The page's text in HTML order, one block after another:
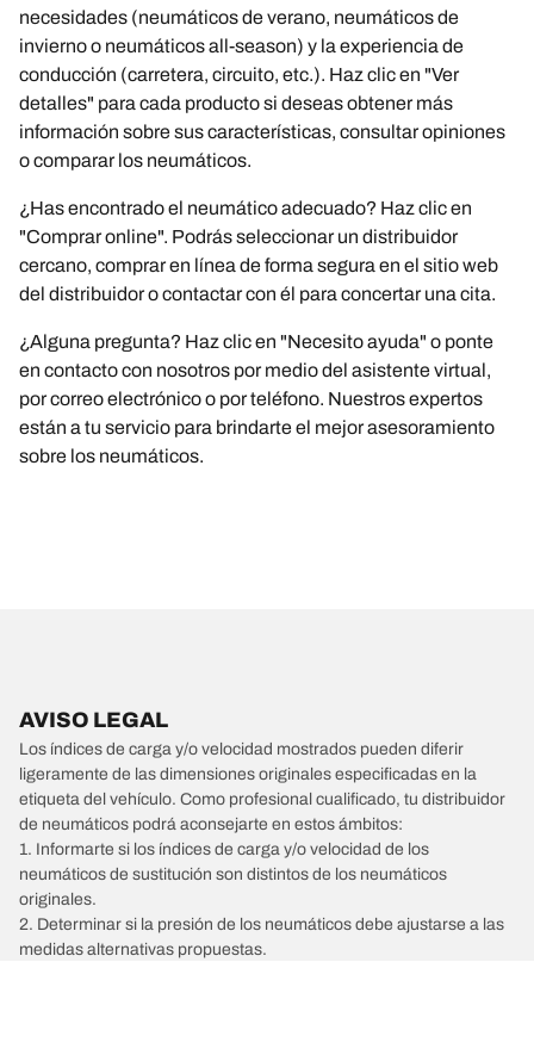
necesidades (neumáticos de verano, neumáticos de
invierno o neumáticos all-season) y la experiencia de
conducción (carretera, circuito, etc.). Haz clic en "Ver
detalles" para cada producto si deseas obtener más
información sobre sus características, consultar opiniones
o comparar los neumáticos.
¿Has encontrado el neumático adecuado? Haz clic en
"Comprar online". Podrás seleccionar un distribuidor
cercano, comprar en línea de forma segura en el sitio web
del distribuidor o contactar con él para concertar una cita.
¿Alguna pregunta? Haz clic en "Necesito ayuda" o ponte
en contacto con nosotros por medio del asistente virtual,
por correo electrónico o por teléfono. Nuestros expertos
están a tu servicio para brindarte el mejor asesoramiento
sobre los neumáticos.
AVISO LEGAL
Los índices de carga y/o velocidad mostrados pueden diferir
ligeramente de las dimensiones originales especificadas en la
etiqueta del vehículo. Como profesional cualificado, tu distribuidor
de neumáticos podrá aconsejarte en estos ámbitos:
1. Informarte si los índices de carga y/o velocidad de los
neumáticos de sustitución son distintos de los neumáticos
originales.
2. Determinar si la presión de los neumáticos debe ajustarse a las
medidas alternativas propuestas.